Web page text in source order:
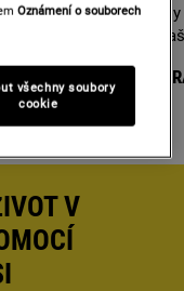
náhradní
najdete v
NAJÍT
V
Oznámení o souborech
všechny soubory
cookie